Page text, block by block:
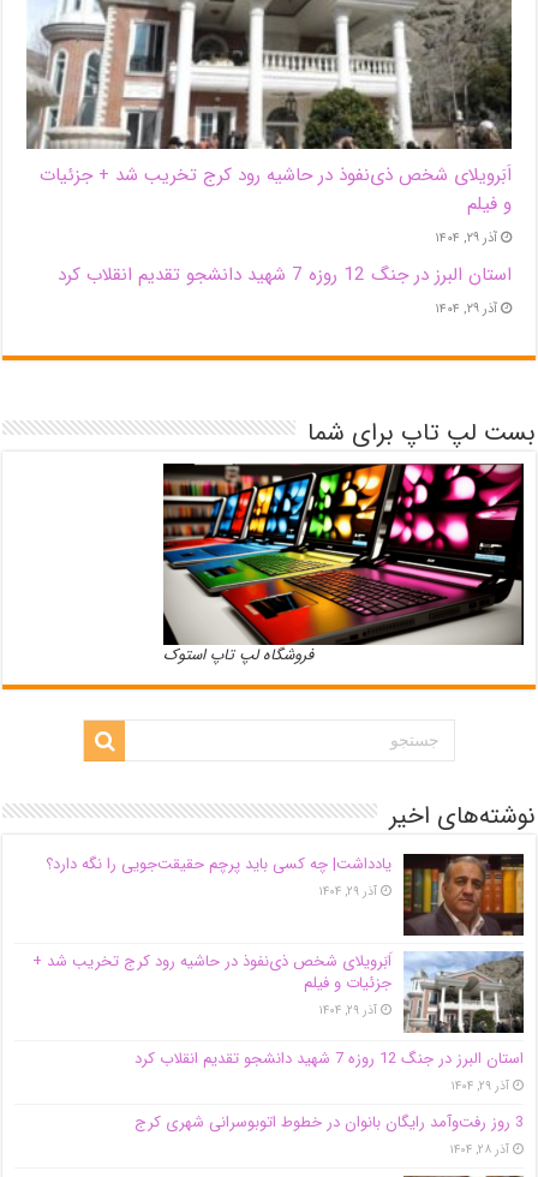
اَبَر‌ویلای شخص ذی‌نفوذ در حاشیه‌ رود کرج تخریب شد + جزئیات
و فیلم
آذر ۲۹, ۱۴۰۴
استان البرز در جنگ 12 روزه 7 شهید دانشجو تقدیم انقلاب کرد
آذر ۲۹, ۱۴۰۴
بست لپ تاپ برای شما
فروشگاه لپ تاپ استوک
نوشته‌های اخیر
یادداشت| ‌چه کسی باید پرچم حقیقت‌جویی را نگه دارد؟
آذر ۲۹, ۱۴۰۴
اَبَر‌ویلای شخص ذی‌نفوذ در حاشیه‌ رود کرج تخریب شد +
جزئیات و فیلم
آذر ۲۹, ۱۴۰۴
استان البرز در جنگ 12 روزه 7 شهید دانشجو تقدیم انقلاب کرد
آذر ۲۹, ۱۴۰۴
3 روز رفت‌وآمد رایگان بانوان در خطوط اتوبوسرانی شهری کرج
آذر ۲۸, ۱۴۰۴